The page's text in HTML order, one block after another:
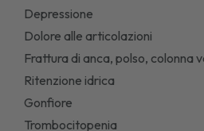
Depressione
Dolore alle articolazioni
Frattura di anca, polso, colonna
Ritenzione idrica
Gonfiore
Trombocitopenia